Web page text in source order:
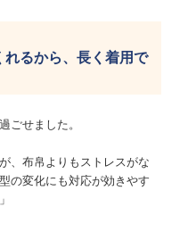
れるから、長く着用で
ごせました。
、布帛よりもストレスがな
の変化にも対応が効きやす